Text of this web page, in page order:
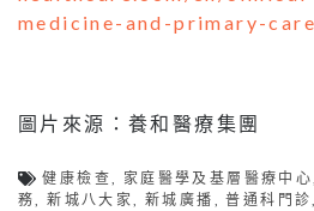
medicine-and-primary-
圖片來源：養和醫療集團
健康檢查, 家庭醫學及基層醫療中心
務,新城八大家,新城廣播 ,普通科門診